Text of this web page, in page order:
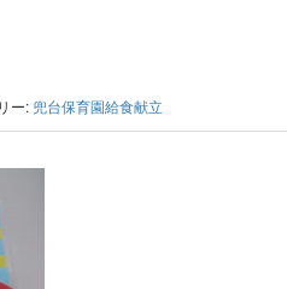
ー: 兜台保育園給食献立